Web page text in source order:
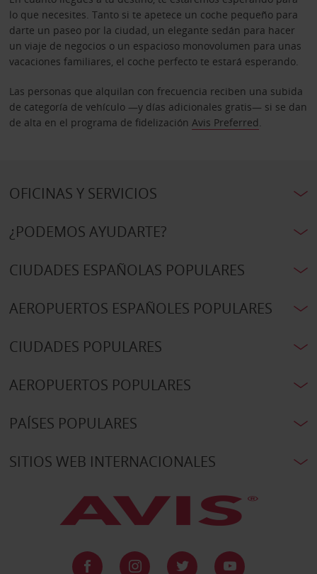
lo que necesites. Tanto si te apetece un coche pequeño para
darte un paseo por la ciudad, un elegante sedán para hacer
un viaje de negocios o un espacioso monovolumen para unas
vacaciones familiares, el coche perfecto te estará esperando.
Las personas que alquilan con frecuencia reciben una subida
de categoría de vehículo —y días adicionales gratis— si se dan
de alta en el programa de fidelización Avis Preferred.
OFICINAS Y SERVICIOS
¿PODEMOS AYUDARTE?
CIUDADES ESPAÑOLAS POPULARES
AEROPUERTOS ESPAÑOLES POPULARES
CIUDADES POPULARES
AEROPUERTOS POPULARES
PAÍSES POPULARES
SITIOS WEB INTERNACIONALES